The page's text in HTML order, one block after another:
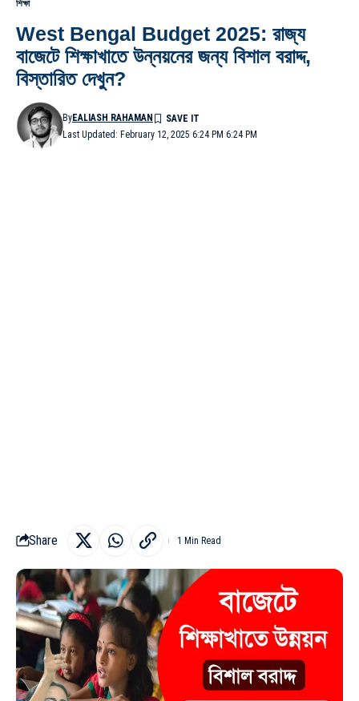
শিক্ষা
West Bengal Budget 2025: রাজ্য
বাজেটে শিক্ষাখাতে উন্নয়নের জন্য বিশাল বরাদ্দ,
বিস্তারিত দেখুন?
Last Updated: February 12, 2025 6:24 PM 6:24 PM
ByEALIASH RAHAMAN
Share 1 Min Read